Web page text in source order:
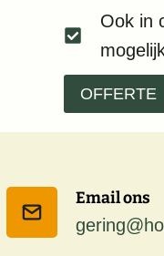
Ook in
OFFERTE
Email ons